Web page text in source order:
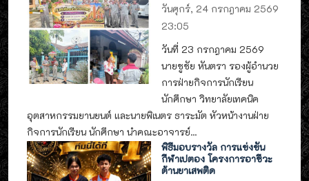
วันศุกร์, 24 กรกฎาคม 2569
23:05
วันที่ 23 กรกฎาคม 2569
นายชูชัย หันตรา รองผู้อำนวย
การฝ่ายกิจการนักเรียน
นักศึกษา วิทยาลัยเทคนิค
อุตสาหกรรมยานยนต์ และนายพิเนตร ธาระมัต หัวหน้างานฝ่าย
กิจการนักเรียน นักศึกษา นำคณะอาจารย์...
พิธีมอบรางวัล การแข่งขัน
กีฬาเปตอง โครงการอาชีวะ
ต้านยาเสพติด